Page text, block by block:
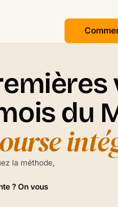
du
la méthode,
? On vous